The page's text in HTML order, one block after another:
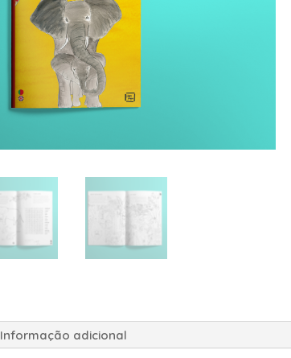
Informação adicional